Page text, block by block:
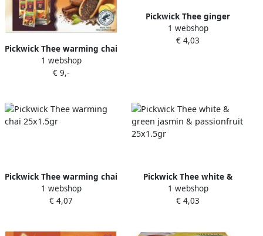
Pickwick Thee warming chai
25x1.5gr
1 webshop
€ 9,-
Pickwick Thee ginger
25x1.5gr
1 webshop
€ 4,03
Pickwick Thee warming chai
25x1.5gr
1 webshop
€ 4,07
Pickwick Thee white &
green jasmin & passionfruit
25x1.5gr
1 webshop
€ 4,03